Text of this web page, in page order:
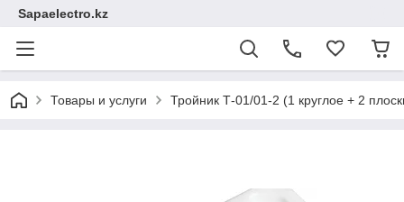
Sapaelectro.kz
Товары и услуги Тройник Т-01/01-2 (1 круглое + 2